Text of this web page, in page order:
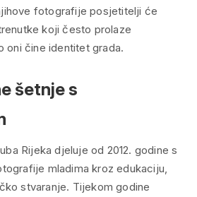
fotografije posjetitelji će
koji često prolaze
oni čine identitet grada.
šetnje s
Rijeka djeluje od 2012. godine s
mladima kroz edukaciju,
stvaranje. Tijekom godine